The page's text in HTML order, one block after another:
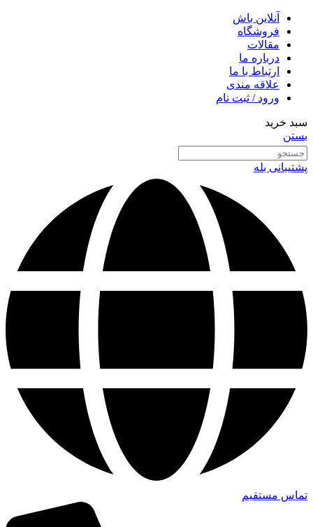
آنلاین باش
فروشگاه
مقالات
درباره ما
ارتباط با ما
علاقه مندی
ورود / ثبت نام
سبد خرید
بستن
پشتیبانی بله
تماس مستقیم